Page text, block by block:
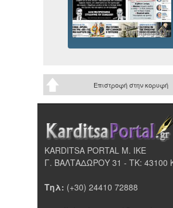
Επιστροφή στην κορυφή
KARDITSA PORTAL Μ. ΙΚΕ
Γ. ΒΑΛΤΑΔΩΡΟΥ 31 - ΤΚ: 43100
Τηλ: (+30) 24410 72888